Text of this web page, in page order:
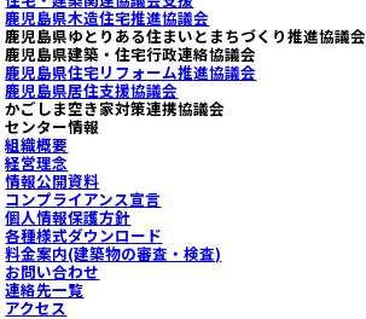
鹿児島県木造住宅推進協議会
鹿児島県ゆとりある住まいとまちづくり推進協議会
鹿児島県建築・住宅行政連絡協議会
鹿児島県住宅リフォーム推進協議会
鹿児島県居住支援協議会
かごしま空き家対策連携協議会
センター情報
組織概要
経営理念
情報公開資料
コンプライアンス宣言
個人情報保護方針
各種様式ダウンロード
料金案内(建築物の審査・検査)
お問い合わせ
連絡先一覧
アクセス